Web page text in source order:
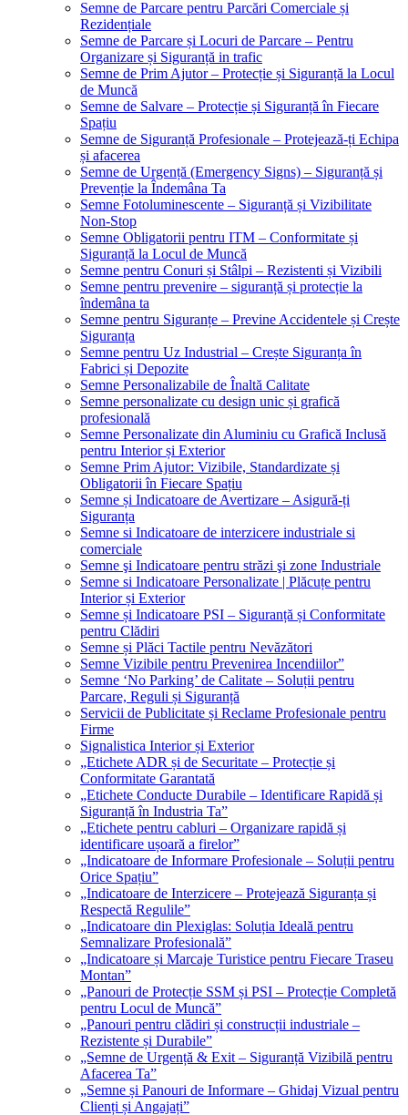
Semne de Parcare pentru Parcări Comerciale și
Rezidențiale
Semne de Parcare și Locuri de Parcare – Pentru
Organizare și Siguranță in trafic
Semne de Prim Ajutor – Protecție și Siguranță la Locul
de Muncă
Semne de Salvare – Protecție și Siguranță în Fiecare
Spațiu
Semne de Siguranță Profesionale – Protejează-ți Echipa
și afacerea
Semne de Urgență (Emergency Signs) – Siguranță și
Prevenție la Îndemâna Ta
Semne Fotoluminescente – Siguranță și Vizibilitate
Non-Stop
Semne Obligatorii pentru ITM – Conformitate și
Siguranță la Locul de Muncă
Semne pentru Conuri și Stâlpi – Rezistenti și Vizibili
Semne pentru prevenire – siguranță și protecție la
îndemâna ta
Semne pentru Siguranțe – Previne Accidentele și Crește
Siguranța
Semne pentru Uz Industrial – Crește Siguranța în
Fabrici și Depozite
Semne Personalizabile de Înaltă Calitate
Semne personalizate cu design unic și grafică
profesională
Semne Personalizate din Aluminiu cu Grafică Inclusă
pentru Interior și Exterior
Semne Prim Ajutor: Vizibile, Standardizate și
Obligatorii în Fiecare Spațiu
Semne și Indicatoare de Avertizare – Asigură-ți
Siguranța
Semne si Indicatoare de interzicere industriale si
comerciale
Semne şi Indicatoare pentru străzi şi zone Industriale
Semne si Indicatoare Personalizate | Plăcuțe pentru
Interior și Exterior
Semne și Indicatoare PSI – Siguranță și Conformitate
pentru Clădiri
Semne și Plăci Tactile pentru Nevăzători
Semne Vizibile pentru Prevenirea Incendiilor”
Semne ‘No Parking’ de Calitate – Soluții pentru
Parcare, Reguli și Siguranță
Servicii de Publicitate și Reclame Profesionale pentru
Firme
Signalistica Interior și Exterior
„Etichete ADR și de Securitate – Protecție și
Conformitate Garantată
„Etichete Conducte Durabile – Identificare Rapidă și
Siguranță în Industria Ta”
„Etichete pentru cabluri – Organizare rapidă și
identificare ușoară a firelor”
„Indicatoare de Informare Profesionale – Soluții pentru
Orice Spațiu”
„Indicatoare de Interzicere – Protejează Siguranța și
Respectă Regulile”
„Indicatoare din Plexiglas: Soluția Ideală pentru
Semnalizare Profesională”
„Indicatoare și Marcaje Turistice pentru Fiecare Traseu
Montan”
„Panouri de Protecție SSM și PSI – Protecție Completă
pentru Locul de Muncă”
„Panouri pentru clădiri și construcții industriale –
Rezistente și Durabile”
„Semne de Urgență & Exit – Siguranță Vizibilă pentru
Afacerea Ta”
„Semne și Panouri de Informare – Ghidaj Vizual pentru
Clienți și Angajați”